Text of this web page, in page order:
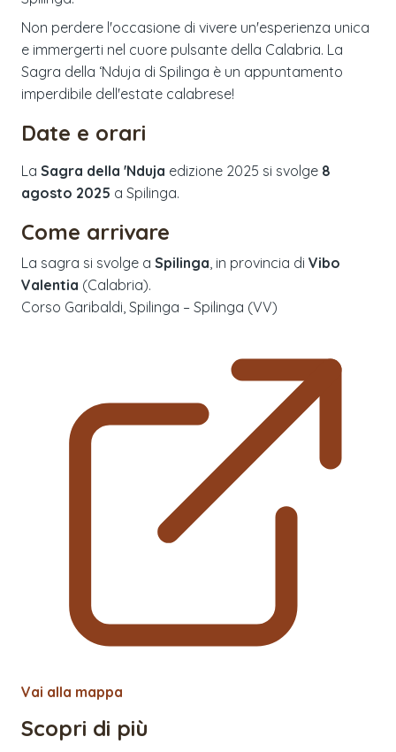
Non perdere l'occasione di vivere un'esperienza unica
e immergerti nel cuore pulsante della Calabria. La
Sagra della ‘Nduja di Spilinga è un appuntamento
imperdibile dell'estate calabrese!
Date e orari
La Sagra della 'Nduja edizione 2025 si svolge 8
agosto 2025 a Spilinga.
Come arrivare
La sagra si svolge a Spilinga , in provincia di Vibo
Valentia (Calabria).
Corso Garibaldi, Spilinga – Spilinga (VV)
Vai alla mappa
Scopri di più